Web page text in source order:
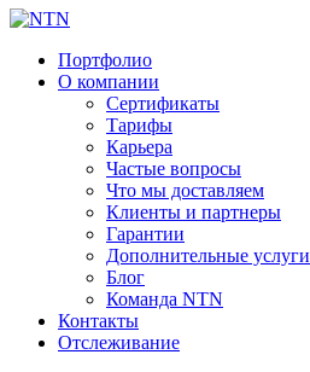
Портфолио
О компании
Сертификаты
Тарифы
Карьера
Частые вопросы
Что мы доставляем
Клиенты и партнеры
Гарантии
Дополнительные услуги
Блог
Команда NTN
Контакты
Отслеживание